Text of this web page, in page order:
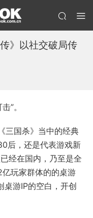
》以社交破局传
”。
三国杀》当中的经典
后，还是代表游戏新
经在国内，乃至是全
玩家群体的的桌游
桌游IP的空白，开创